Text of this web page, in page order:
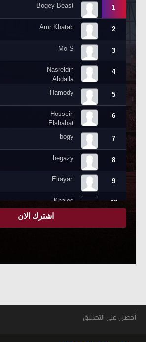
أحصل على التطبيق